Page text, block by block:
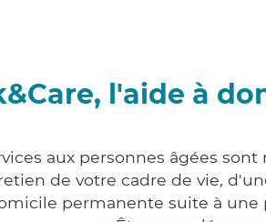
l'aide à
aux personnes âgées sont
de votre cadre de vie,
permanente suite à